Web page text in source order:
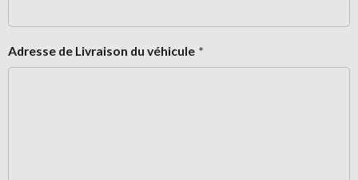
Adresse de Livraison du véhicule